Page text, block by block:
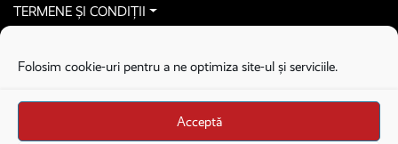
Folosim cookie-uri pentru a ne optimiza site-ul și serviciile.
Acceptă
TERMENE ȘI CONDIȚII
Stega creative